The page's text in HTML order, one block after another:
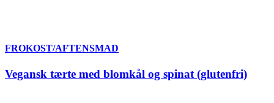
FROKOST/AFTENSMAD
Vegansk tærte med blomkål og spinat (glutenfri)